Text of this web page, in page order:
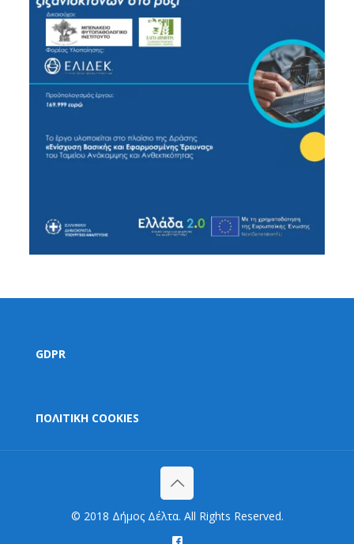
GDPR
ΠΟΛΙΤΙΚΗ COOKIES
© 2018 Δήμος Δέλτα. All Rights Reserved.